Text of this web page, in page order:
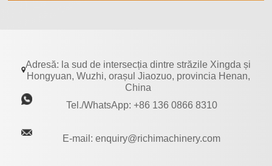
Adresă: la sud de intersecția dintre străzile Xingda și
Hongyuan, Wuzhi, orașul Jiaozuo, provincia Henan,
China
Tel./WhatsApp: +86 136 0866 8310
E-mail: enquiry@richimachinery.com